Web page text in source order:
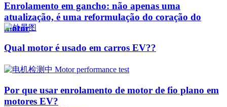
Enrolamento em gancho: não apenas uma
atualização, é uma reformulação do coração do
motor
Qual motor é usado em carros EV??
Por que usar enrolamento de motor de fio plano em
motores EV?